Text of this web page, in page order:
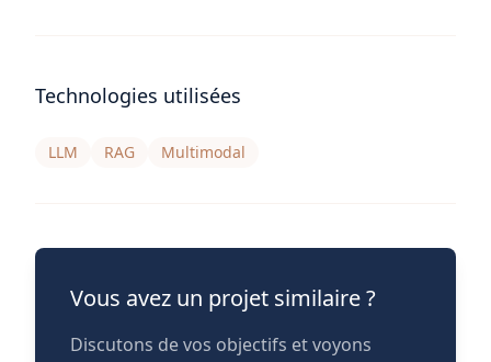
Technologies utilisées
LLM RAG Multimodal
Vous avez un projet similaire ?
Discutons de vos objectifs et voyons